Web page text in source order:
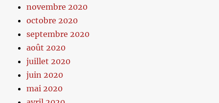
novembre 2020
octobre 2020
septembre 2020
août 2020
juillet 2020
juin 2020
mai 2020